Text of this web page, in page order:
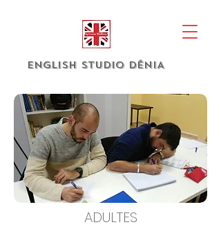
english studio DÉNIA
ADULTES